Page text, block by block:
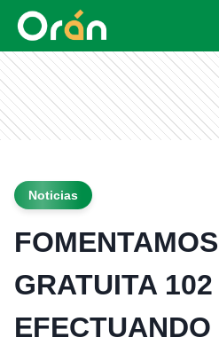
Noticias
GRATUITA 102
EFECTUANDO